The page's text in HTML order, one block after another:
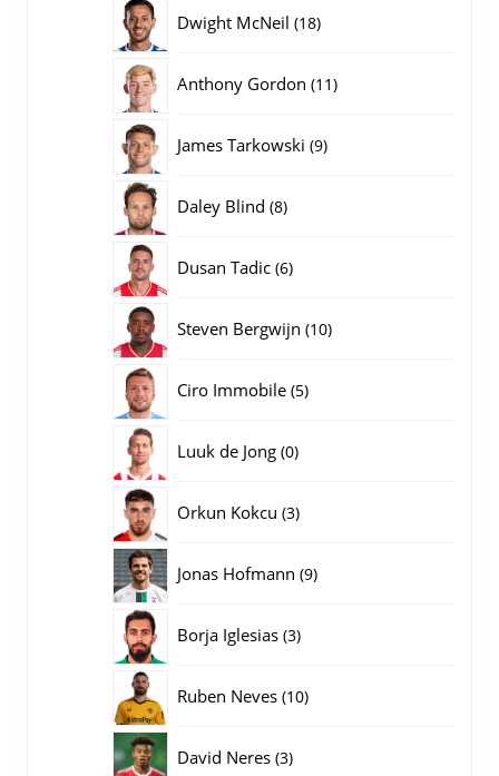
Dwight McNeil 1818
Anthony Gordon 1111
James Tarkowski 99
Daley Blind 88
Dusan Tadic 66
Steven Bergwijn 1010
Ciro Immobile 55
Luuk de Jong 00
Orkun Kokcu 33
Jonas Hofmann 99
Borja Iglesias 33
Ruben Neves 1010
David Neres 33